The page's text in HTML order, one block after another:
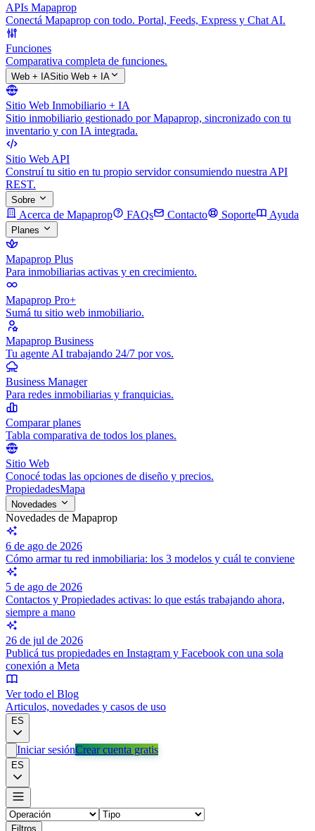
APIs Mapaprop
Conectá Mapaprop con todo. Portal, Feeds, Express y Chat AI.
Funciones
Comparativa completa de funciones.
Web + IASitio Web + IA
Sitio Web Inmobiliario + IA
Sitio inmobiliario gestionado por Mapaprop, sincronizado con tu
inventario y con IA integrada.
Sitio Web API
Construí tu sitio en tu propio servidor consumiendo nuestra API
REST.
Sobre
Acerca de Mapaprop FAQs Contacto Soporte Ayuda
Planes
Mapaprop Plus
Para inmobiliarias activas y en crecimiento.
Mapaprop Pro+
Sumá tu sitio web inmobiliario.
Mapaprop Business
Tu agente AI trabajando 24/7 por vos.
Business Manager
Para redes inmobiliarias y franquicias.
Comparar planes
Tabla comparativa de todos los planes.
Sitio Web
Conocé todas las opciones de diseño y precios.
PropiedadesMapa
Novedades
Novedades de Mapaprop
6 de ago de 2026
Cómo armar tu red inmobiliaria: los 3 modelos y cuál te conviene
5 de ago de 2026
Contactos y Propiedades activas: lo que estás trabajando ahora,
siempre a mano
26 de jul de 2026
Publicá tus propiedades en Instagram y Facebook con una sola
conexión a Meta
Ver todo el Blog
Articulos, novedades y casos de uso
ES
Iniciar sesiónCrear cuenta gratis
ES
Filtros